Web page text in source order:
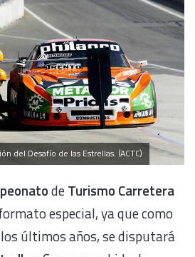
del Desafío de las Estrellas. (ACTC)
deTurismo Carretera
especial, ya que como
últimos años, se disputará